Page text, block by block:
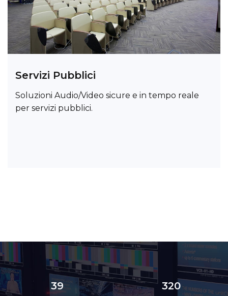
Servizi Pubblici
Soluzioni Audio/Video sicure e in tempo reale
per servizi pubblici.
39 320